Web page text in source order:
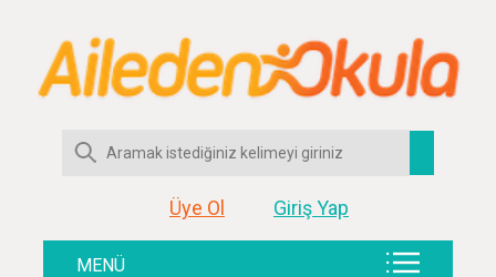
Üye Ol Giriş Yap
MENÜ